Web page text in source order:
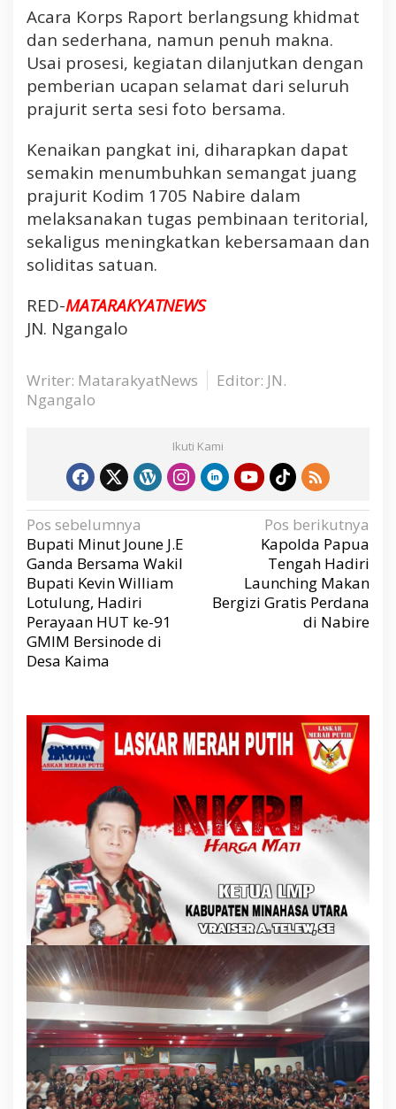
Acara Korps Raport berlangsung khidmat
dan sederhana, namun penuh makna.
Usai prosesi, kegiatan dilanjutkan dengan
pemberian ucapan selamat dari seluruh
prajurit serta sesi foto bersama.
Kenaikan pangkat ini, diharapkan dapat
semakin menumbuhkan semangat juang
prajurit Kodim 1705 Nabire dalam
melaksanakan tugas pembinaan teritorial,
sekaligus meningkatkan kebersamaan dan
soliditas satuan.
RED-MATARAKYATNEWS
JN. Ngangalo
Writer: MatarakyatNews
Editor: JN.
Ngangalo
Ikuti Kami
N
a
v
i
g
a
s
i
p
o
s
Pos sebelumnya
Bupati Minut Joune J.E
Ganda Bersama Wakil
Bupati Kevin William
Lotulung, Hadiri
Perayaan HUT ke-91
GMIM Bersinode di
Desa Kaima
Pos berikutnya
Kapolda Papua
Tengah Hadiri
Launching Makan
Bergizi Gratis Perdana
di Nabire